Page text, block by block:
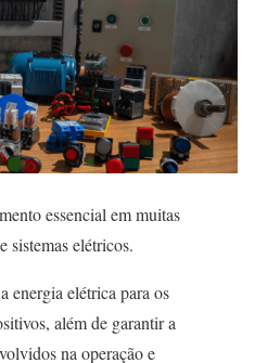
essencial em muitas
sistemas elétricos.
energia elétrica para os
além de garantir a
na operação e